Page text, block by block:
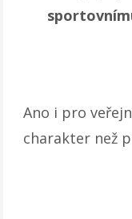
Ano i pro
charakter než